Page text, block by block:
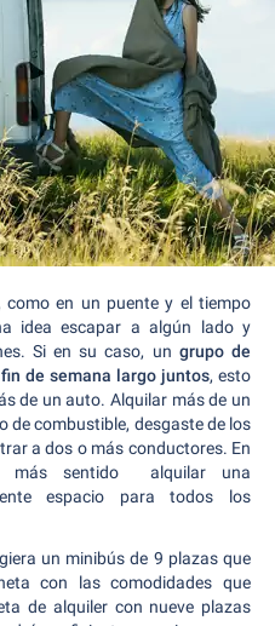
en un puente y el tiempo
idea escapar a algún lado y
Si en su caso, un grupo de
de semana largo juntos, esto
de un auto. Alquilar más de un
de combustible, desgaste de los
a dos o más conductores. En
más sentido alquilar una
espacio para todos los
un minibús de 9 plazas que
con las comodidades que
de alquiler con nueve plazas